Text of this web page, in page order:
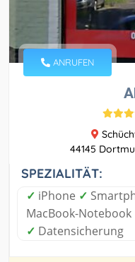
ANRUFEN
44145
SPEZIALITÄT:
✓ iPhone ✓
MacBook-Notebook
✓ Datensicherung